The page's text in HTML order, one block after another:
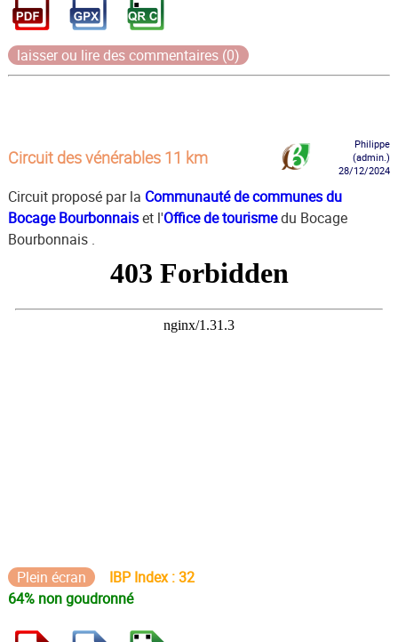
laisser ou lire des commentaires (0)
Circuit des vénérables 11 km
Philippe
(admin.)
28/12/2024
Circuit proposé par la Communauté de communes du
Bocage Bourbonnaiset l'Office de tourismedu Bocage
Bourbonnais .
Plein écran
IBP Index : 32
64% non goudronné